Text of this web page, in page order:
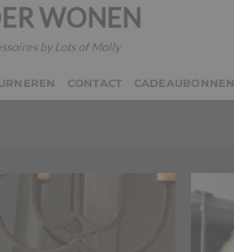
WONEN
by Lots of Molly
CONTACT CADEAUBONNEN